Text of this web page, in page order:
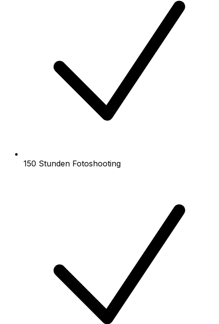
150 Stunden Fotoshooting